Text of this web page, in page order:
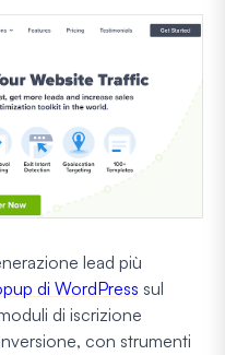
lead più
di WordPress sul
di iscrizione
con strumenti